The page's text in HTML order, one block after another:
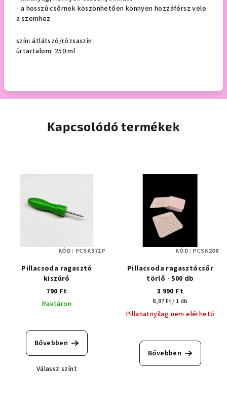
- a hosszú csőrnek köszönhetően könnyen hozzáférsz vele
a szemhez
szín: átlátszó/rózsaszín
űrtartalom: 250 ml
Kapcsolódó termékek
Pillacsoda ragasztó
kiszúró
790 Ft
Raktáron
Bővebben
Válassz színt
KÓD: PCSK371P
Pillacsoda ragasztócsőr
törlő - 500 db
3 990 Ft
Egységár:
8,87 Ft / 1 db
Pillanatnyilag nem elérhető
Bővebben
KÓD: PCSK208